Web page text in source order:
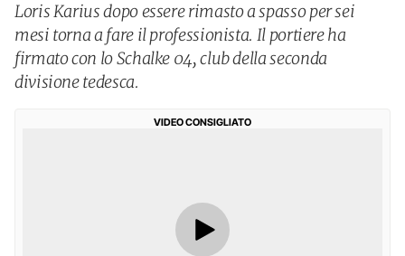
Loris Karius dopo essere rimasto a spasso per sei
mesi torna a fare il professionista. Il portiere ha
firmato con lo Schalke 04, club della seconda
divisione tedesca.
VIDEO CONSIGLIATO